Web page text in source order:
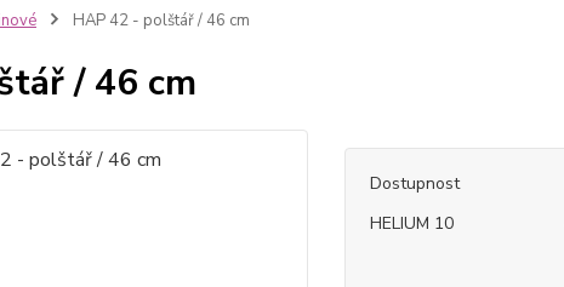
HAP 42 - polštář / 46 cm
/ 46 cm
Dostupnost
HELIUM 10